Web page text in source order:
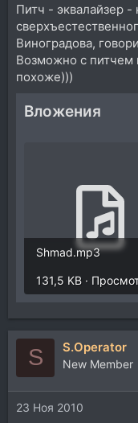
Питч - эквалайзер -
Виноградова,
Возможно с питчем
похоже)))
Вложения
Shmad.mp3
S S.Operator
New Member
23 Ноя 2010